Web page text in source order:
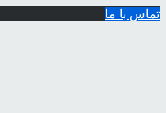
تماس با ما